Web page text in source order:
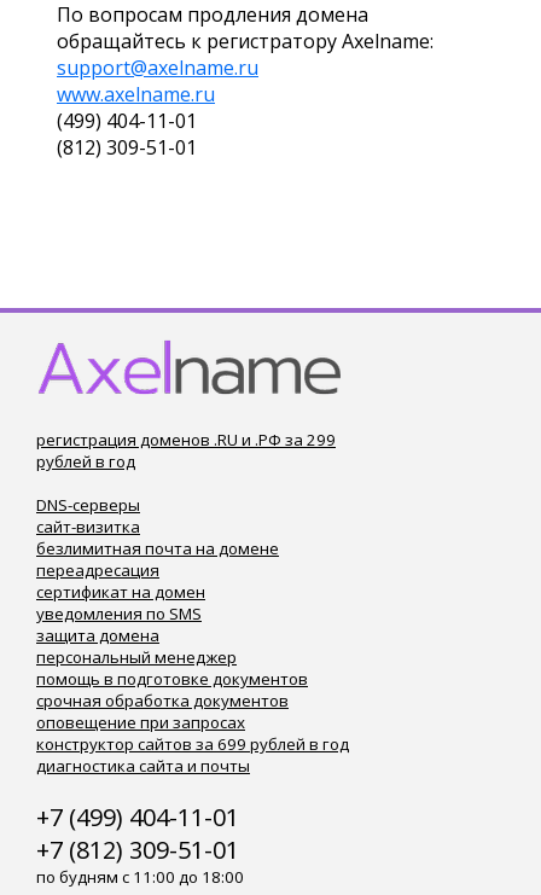
По вопросам продления домена
обращайтесь к регистратору Axelname:
support@axelname.ru
www.axelname.ru
(499) 404-11-01
(812) 309-51-01
регистрация доменов .RU и .РФ за 299
рублей в год
DNS-серверы
сайт-визитка
безлимитная почта на домене
переадресация
сертификат на домен
уведомления по SMS
защита домена
персональный менеджер
помощь в подготовке документов
срочная обработка документов
оповещение при запросах
конструктор сайтов за 699 рублей в год
диагностика сайта и почты
+7 (499) 404-11-01
+7 (812) 309-51-01
по будням с 11:00 до 18:00